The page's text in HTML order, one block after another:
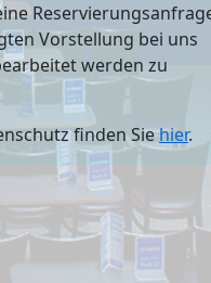
Vorstellung bei uns
werden zu
finden Siehier.